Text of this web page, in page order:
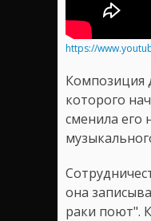
https://
Композиция
которого
сменила его
она
раки поют".